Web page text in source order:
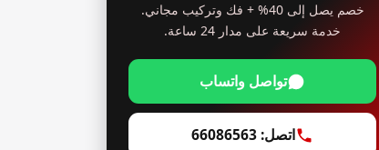
خصم يصل إلى 40% + فك وتركيب مجاني.
خدمة سريعة على مدار 24 ساعة.
تواصل واتساب
اتصل: 66086563